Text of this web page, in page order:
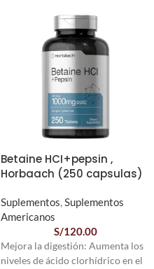
Betaine HCI+pepsin ,
Horbaach (250 capsulas)
Suplementos,Suplementos
Americanos
S/120.00
Mejora la digestión: Aumenta los
niveles de ácido clorhídrico en el